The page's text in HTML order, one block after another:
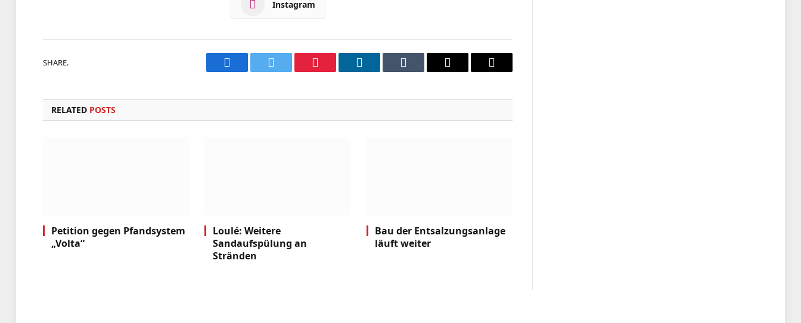
Instagram
SHARE. FacebookTwitter PinterestLinkedInTumblr Email
Copy
RELATED POSTS
Petition gegen Pfandsystem
„Volta“
Loulé: Weitere
Sandaufspülung an
Stränden
Bau der Entsalzungsanlage
läuft weiter